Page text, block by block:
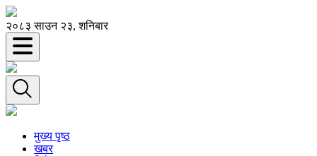
२०८३ साउन २३, शनिबार
मुख्य पृष्ठ
खबर